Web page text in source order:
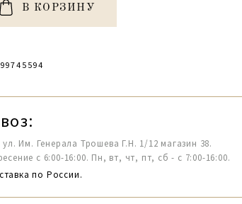
В КОРЗИНУ
Им. Генерала Трошева Г.Н. 1/12 магазин 38.
с 6:00-16:00. Пн, вт, чт, пт, сб - с 7:00-16:00.
по России.